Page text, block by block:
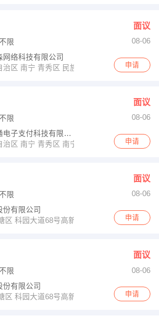
面议
限
08-06
网络科技有限公司
治区 南宁 青秀区 民族大道西江大厦 申请
面议
限
08-06
广西银付通电子支付科技有限公司
治区 南宁 青秀区 南宁市青秀区中柬路9号利
申请
面议
限
08-06
份有限公司
区 科园大道68号高新区东盟慧谷软件园二期
申请
面议
限
08-06
份有限公司
区 科园大道68号高新区东盟慧谷软件园二期
申请